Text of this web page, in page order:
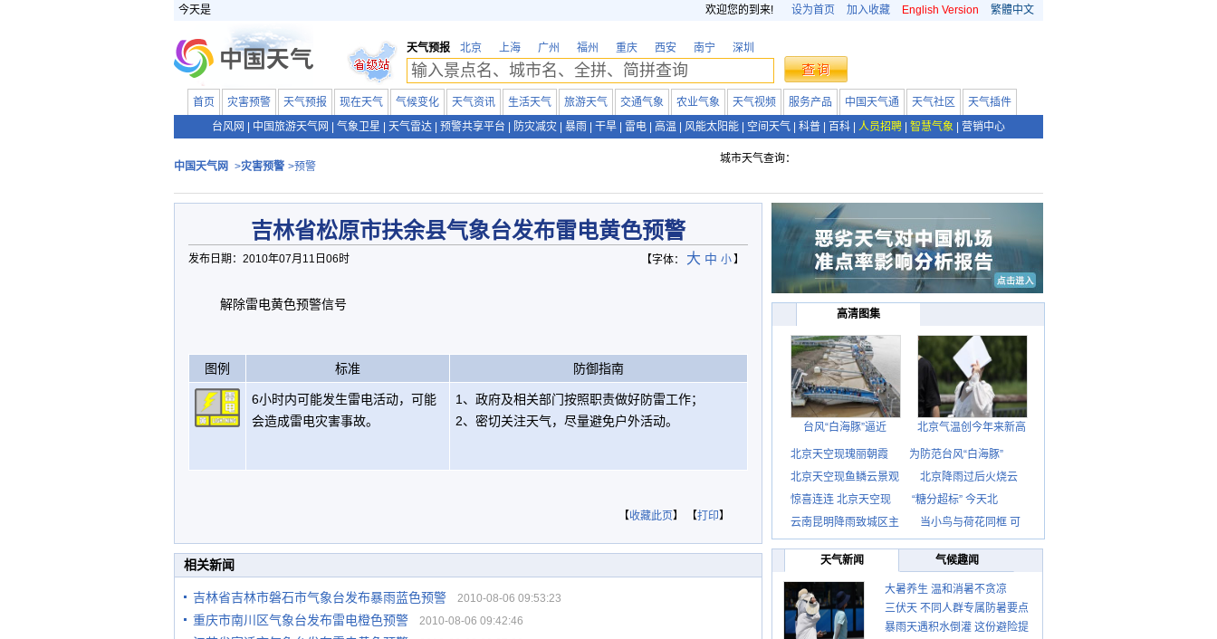
今天是 欢迎您的到来! 设为首页 加入收藏 English Version 繁體中文
天气预报 北京 上海 广州 福州 重庆 西安 南宁 深圳
首页 灾害预警 天气预报 现在天气 气候变化 天气资讯 生活天气 旅游天气 交通气象 农业气象 天气视频 服务产品 中国天气通 天气社区
天气插件
台风网
中国旅游天气网 气象卫星 天气雷达 预警共享平台 防灾减灾 暴雨 干旱 雷电 高温 风能太阳能 空间天气 科普 百科 人员招聘 智慧气象 营销中心
中国天气网 >灾害预警 >预警
城市天气查询：
吉林省松原市扶余县气象台发布雷电黄色预警
发布日期：2010年07月11日06时 【字体： 大 中 小】
解除雷电黄色预警信号
图例 标准 防御指南
6小时内可能发生雷电活动，可能
会造成雷电灾害事故。
1、政府及相关部门按照职责做好防雷工作；
2、密切关注天气，尽量避免户外活动。
【收藏此页】 【打印】
相关新闻
吉林省吉林市磐石市气象台发布暴雨蓝色预警 2010-08-06 09:53:23
重庆市南川区气象台发布雷电橙色预警 2010-08-06 09:42:46
高清图集
台风“白海豚”逼近 北京气温创今年来新高
北京天空现瑰丽朝霞
为防范台风“白海豚”
北京天空现鱼鳞云景观
北京降雨过后火烧云
惊
惊喜连连 北京天空现
“糖分超标” 今天北
云南昆明降雨致城区主
当小鸟与荷花同框 可
天气新闻 气候趣闻
大暑养生 温和消暑不贪凉
三伏天 不同人群专属防暑要点
请收好
暴雨天遇积水倒灌 这份避险提